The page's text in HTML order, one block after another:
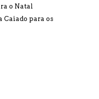
o Natal
Caiado para os